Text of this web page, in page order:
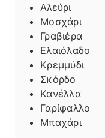
Αλεύρι
Μοσχάρι
Γραβιέρα
Ελαιόλαδο
Κρεμμύδι
Σκόρδο
Κανέλλα
Γαρίφαλλο
Μπαχάρι